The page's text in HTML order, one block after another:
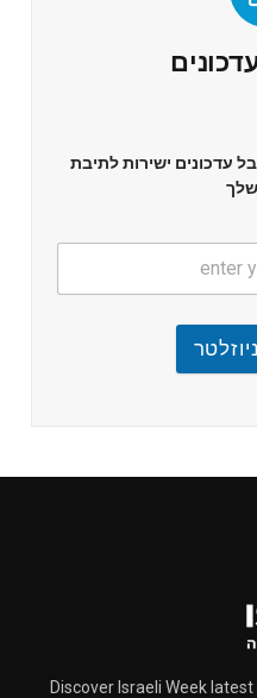
עדכונים ישירות לתיבת
Discover Israeli Week